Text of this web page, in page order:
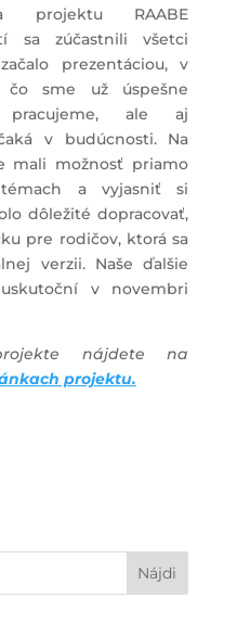
projektu RAABE
sa zúčastnili všetci
prezentáciou, v
čo sme už úspešne
ale aj
v budúcnosti. Na
mali možnosť priamo
a vyjasniť si
dôležité dopracovať,
pre rodičov, ktorá sa
verzii. Naše ďalšie
v novembri
nájdete na
projektu.